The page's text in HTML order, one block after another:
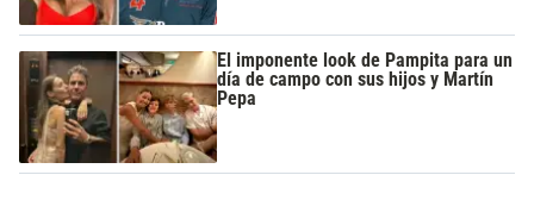
El imponente look de Pampita para un
día de campo con sus hijos y Martín
Pepa